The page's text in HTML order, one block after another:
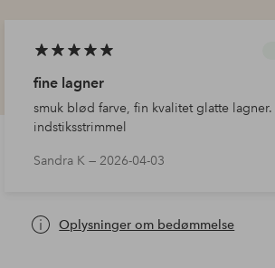
fine lagner
smuk blød farve, fin kvalitet glatte
indstiksstrimmel
Sandra K —2026-04-03
Oplysninger om bedømmelse